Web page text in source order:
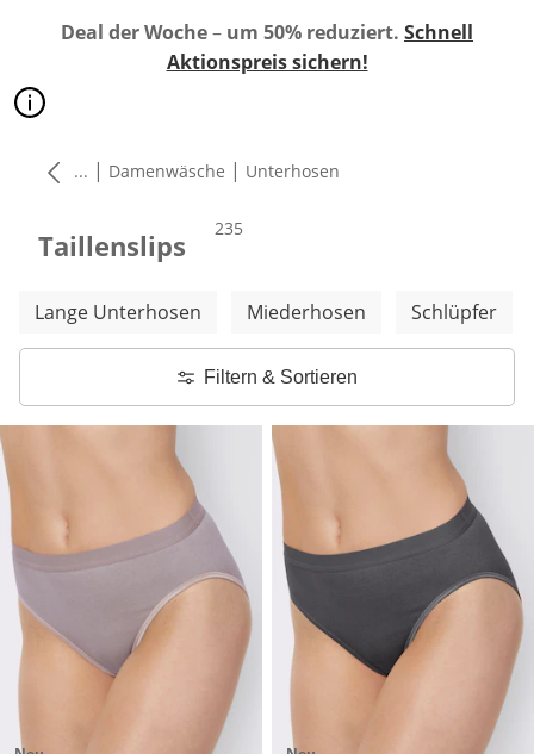
Deal der Woche– um 50% reduziert. Schnell
Aktionspreis sichern!
... | Damenwäsche | Unterhosen
Taillenslips Produkte
235
Weitere Kategorien überspringen
Lange Unterhosen Miederhosen Schlüpfer
Filtern & Sortieren